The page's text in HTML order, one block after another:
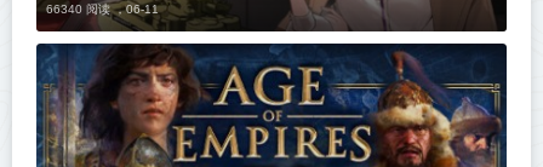
66340 阅读 ，06-11